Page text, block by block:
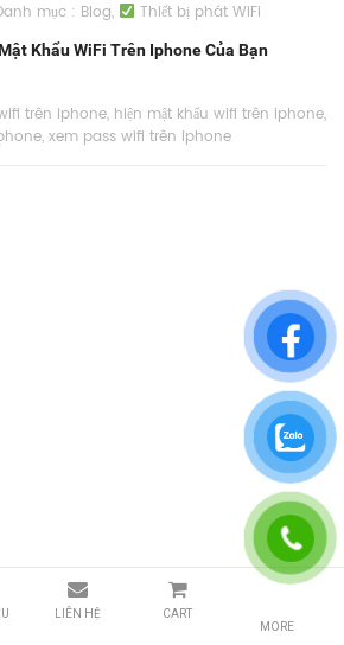
mục : Blog, Thiết bị phát WiFi
Khẩu WiFi Trên Iphone Của Bạn
trên iphone, hiện mật khẩu wifi trên iphone,
, xem pass wifi trên iphone
LIÊN HỆ
CART
MORE